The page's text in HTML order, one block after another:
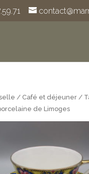
/ Café et déjeuner/
de Limoges